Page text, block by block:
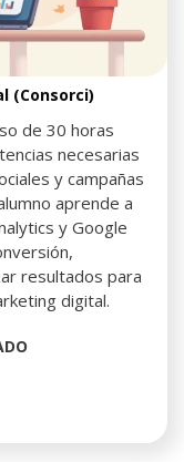
(Consorci)
de 30 horas
necesarias
y campañas
aprende a
y Google
resultados para
digital.